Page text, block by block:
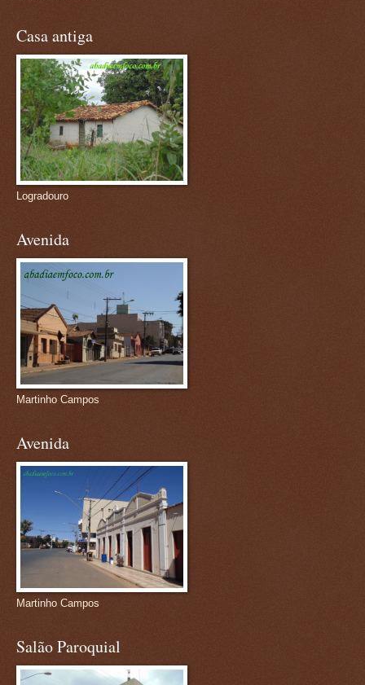
Casa antiga
Logradouro
Avenida
Martinho Campos
Avenida
Martinho Campos
Salão Paroquial